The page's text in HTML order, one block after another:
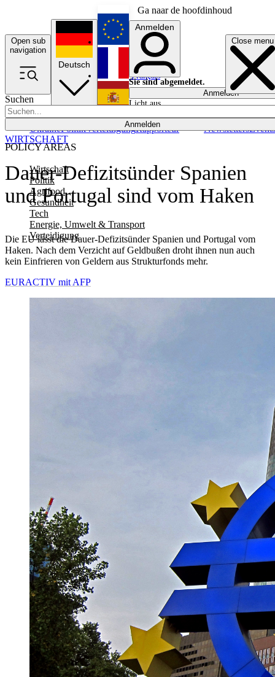
Ga naar de hoofdinhoud
Open sub
navigation
Close menu
Suchen
Anmelden
POLICY AREAS
Wirtschaft
Politik
Agrifood
Gesundheit
Tech
Energie, Umwelt & Transport
Verteidigung
UkrainePolitikVerteidigungRapporteur NewslettersEvents
Deutsch
English
Français
Anmelden
Sie sind abgemeldet.
Anmelden
Licht aus
Dauer-Defizitsünder Spanien
und Portugal sind vom Haken
Die EU lässt die Dauer-Defizitsünder Spanien und Portugal vom
Haken. Nach dem Verzicht auf Geldbußen droht ihnen nun auch
kein Einfrieren von Geldern aus Strukturfonds mehr.
WIRTSCHAFT
EURACTIV mit AFP